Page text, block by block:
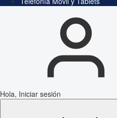
Hola, Iniciar sesión